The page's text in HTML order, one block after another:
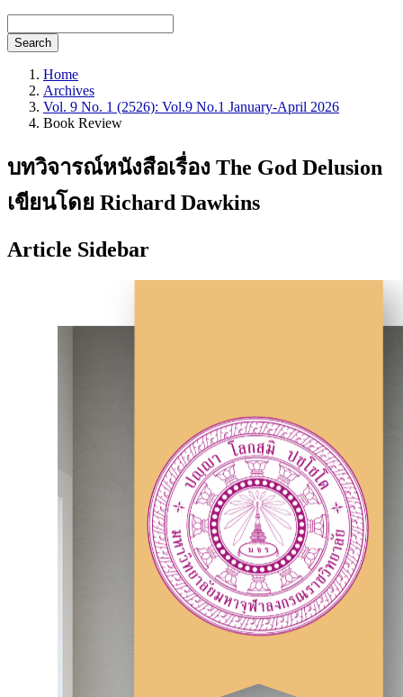
Search
Home
Archives
Vol. 9 No. 1 (2526): Vol.9 No.1 January-April 2026
Book Review
บทวิจารณ์หนังสือเรื่อง The God Delusion
เขียนโดย Richard Dawkins
Article Sidebar